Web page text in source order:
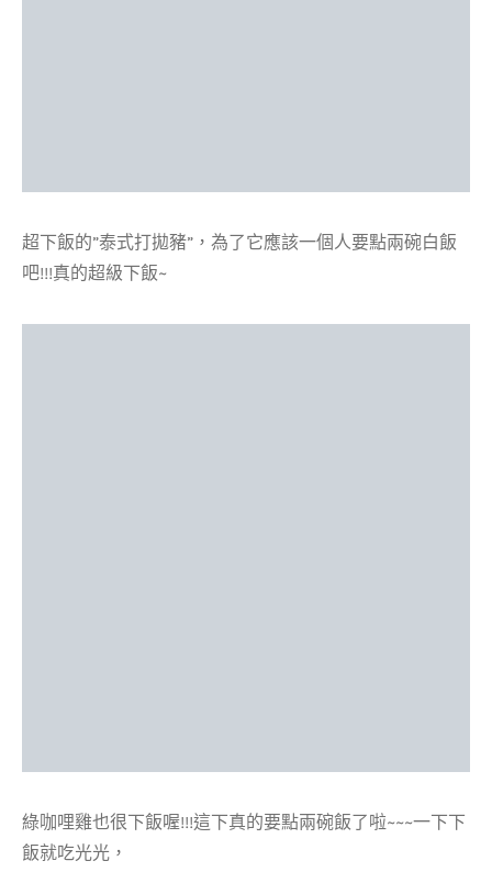
超下飯的”泰式打拋豬”，為了它應該一個人要點兩碗白飯
吧!!!真的超級下飯~
綠咖哩雞也很下飯喔!!!這下真的要點兩碗飯了啦~~~一下下
飯就吃光光，